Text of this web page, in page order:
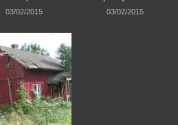
03/02/2015 03/02/2015